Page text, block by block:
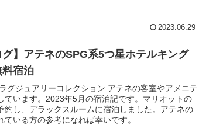
2023.06.29
グ】アテネのSPG系5つ星ホテルキング
料宿泊
グジュアリーコレクション アテネの客室やアメニテ
ています。2023年5月の宿泊記です。マリオットの
約し、デラックスルームに宿泊しました。アテネの
ている方の参考になれば幸いです。